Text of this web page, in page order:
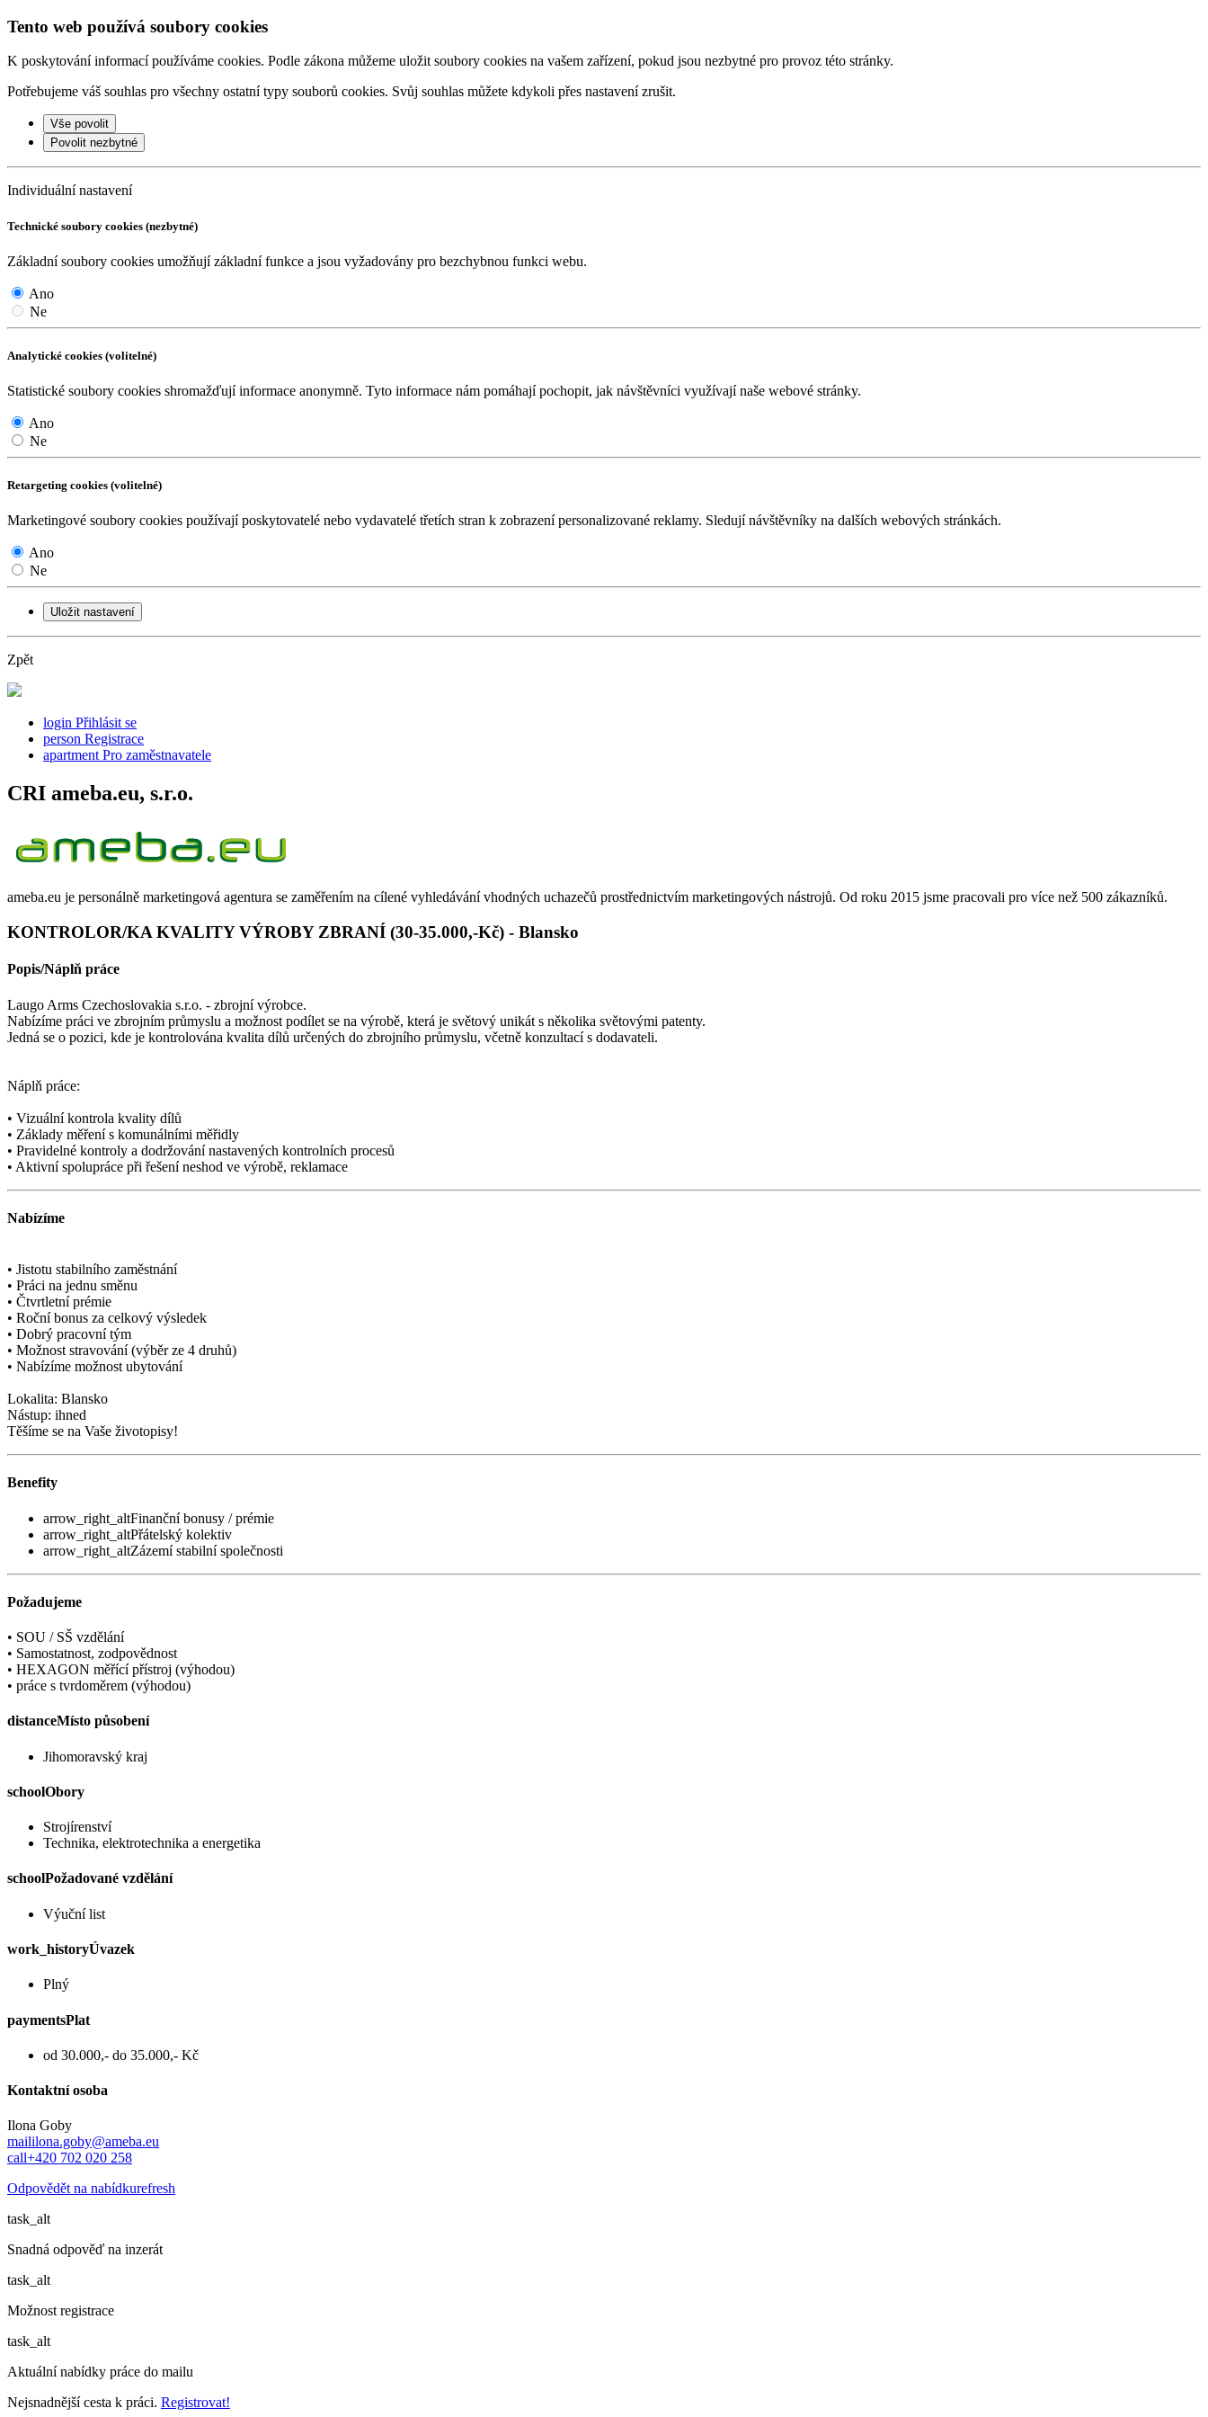
Tento web používá soubory cookies
K poskytování informací používáme cookies. Podle zákona můžeme uložit soubory cookies na vašem zařízení, pokud jsou nezbytné pro provoz této stránky.
Potřebujeme váš souhlas pro všechny ostatní typy souborů cookies. Svůj souhlas můžete kdykoli přes nastavení zrušit.
Vše povolit
Povolit nezbytné
Individuální nastavení
Technické soubory cookies (nezbytné)
Základní soubory cookies umožňují základní funkce a jsou vyžadovány pro bezchybnou funkci webu.
Ano
Ne
Analytické cookies (volitelné)
Statistické soubory cookies shromažďují informace anonymně. Tyto informace nám pomáhají pochopit, jak návštěvníci využívají naše webové stránky.
Ano
Ne
Retargeting cookies (volitelné)
Marketingové soubory cookies používají poskytovatelé nebo vydavatelé třetích stran k zobrazení personalizované reklamy. Sledují návštěvníky na dalších webových stránkách.
Ano
Ne
Uložit nastavení
Zpět
login Přihlásit se
person Registrace
apartmentPro zaměstnavatele
CRI ameba.eu, s.r.o.
ameba.eu je personálně marketingová agentura se zaměřením na cílené vyhledávání vhodných uchazečů prostřednictvím marketingových nástrojů. Od roku 2015 jsme pracovali pro více než 500 zákazníků.
KONTROLOR/KA KVALITY VÝROBY ZBRANÍ (30-35.000,-Kč) - Blansko
Popis/Náplň práce
Laugo Arms Czechoslovakia s.r.o. - zbrojní výrobce.
Nabízíme práci ve zbrojním průmyslu a možnost podílet se na výrobě, která je světový unikát s několika světovými patenty.
Jedná se o pozici, kde je kontrolována kvalita dílů určených do zbrojního průmyslu, včetně konzultací s dodavateli.
Náplň práce:
• Vizuální kontrola kvality dílů
• Základy měření s komunálními měřidly
• Pravidelné kontroly a dodržování nastavených kontrolních procesů
• Aktivní spolupráce při řešení neshod ve výrobě, reklamace
Nabízíme
• Jistotu stabilního zaměstnání
• Práci na jednu směnu
• Čtvrtletní prémie
• Roční bonus za celkový výsledek
• Dobrý pracovní tým
• Možnost stravování (výběr ze 4 druhů)
• Nabízíme možnost ubytování
Lokalita: Blansko
Nástup: ihned
Těšíme se na Vaše životopisy!
Benefity
arrow_right_altFinanční bonusy / prémie
arrow_right_altPřátelský kolektiv
arrow_right_altZázemí stabilní společnosti
Požadujeme
• SOU / SŠ vzdělání
• Samostatnost, zodpovědnost
• HEXAGON měřící přístroj (výhodou)
• práce s tvrdoměrem (výhodou)
distanceMísto působení
Jihomoravský kraj
schoolObory
Strojírenství
Technika, elektrotechnika a energetika
schoolPožadované vzdělání
Výuční list
work_historyÚvazek
Plný
paymentsPlat
od 30.000,- do 35.000,- Kč
Kontaktní osoba
Ilona Goby
maililona.goby@ameba.eu
call+420 702 020 258
Odpovědět na nabídkurefresh
task_alt
Snadná odpověď na inzerát
task_alt
Možnost registrace
task_alt
Aktuální nabídky práce do mailu
Nejsnadnější cesta k práci. Registrovat!